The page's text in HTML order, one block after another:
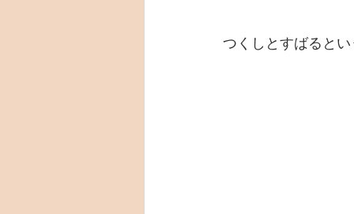
つくしとすばると